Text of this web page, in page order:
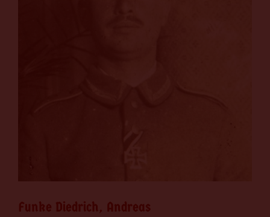
Funke Diedrich, Andreas